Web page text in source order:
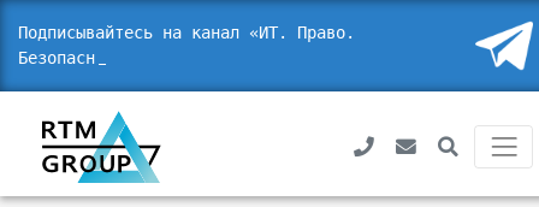
Подписывайтесь на канал «ИТ. Право.
Безопасность» в